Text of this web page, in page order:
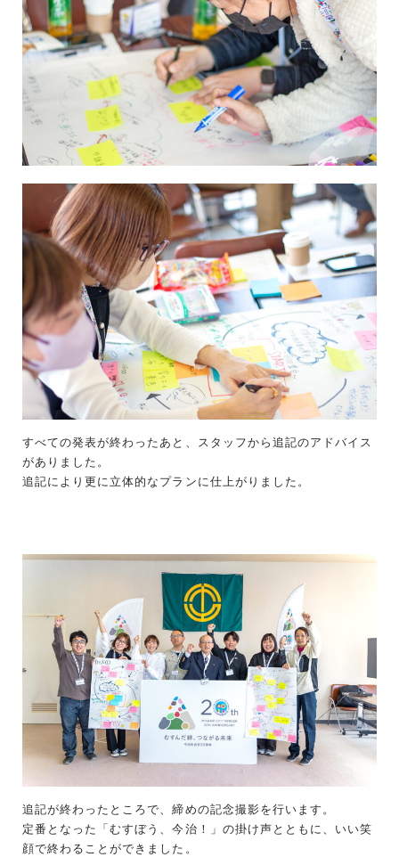
すべての発表が終わったあと、スタッフから追記のアドバイス
がありました。
追記により更に立体的なプランに仕上がりました。
追記が終わったところで、締めの記念撮影を行います。
定番となった「むすぼう、今治！」の掛け声とともに、いい笑
顔で終わることができました。